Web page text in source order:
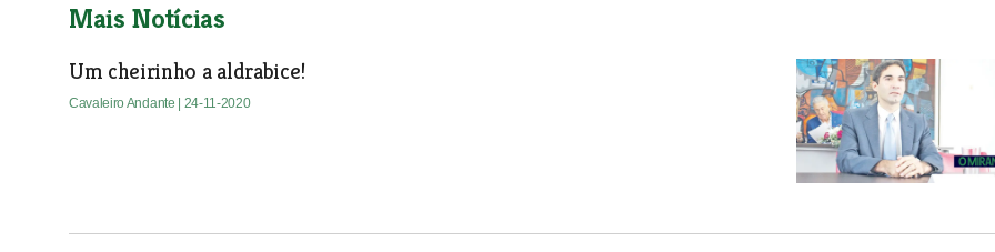
Mais Notícias
Um cheirinho a aldrabice!
Cavaleiro Andante | 24-11-2020